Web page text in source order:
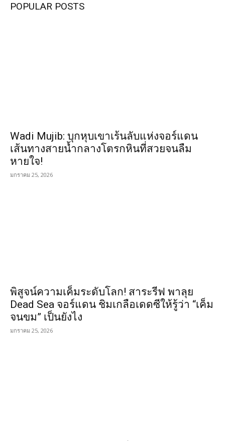
POPULAR POSTS
Wadi Mujib: บุกหุบเขาเร้นลับแห่งจอร์แดน
เส้นทางสายน้ำกลางโตรกหินที่สวยจนลืม
หายใจ!
มกราคม 25, 2026
พิสูจน์ความเค็มระดับโลก! สาระรีฟ พาลุย
Dead Sea จอร์แดน ชิมเกลือเดดซีให้รู้ว่า “เค็ม
จนขม” เป็นยังไง
มกราคม 25, 2026